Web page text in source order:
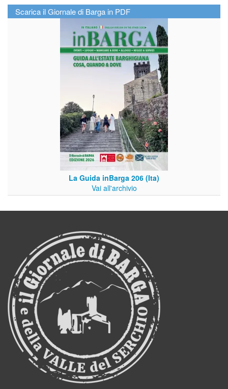
Scarica il Giornale di Barga in PDF
La Guida inBarga 206 (Ita)
Vai all'archivio